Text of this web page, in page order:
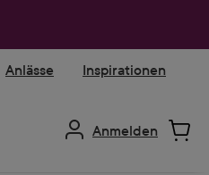
Anlässe Inspirationen
Anmelden